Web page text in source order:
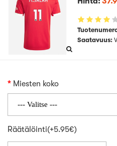
Saatavuus:
Miesten koko
Räätälöinti(+5.95€)